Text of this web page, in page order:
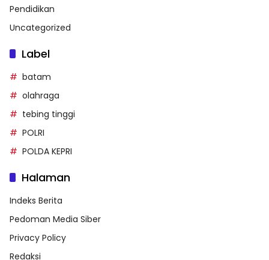
Pendidikan
Uncategorized
Label
batam
olahraga
tebing tinggi
POLRI
POLDA KEPRI
Halaman
Indeks Berita
Pedoman Media Siber
Privacy Policy
Redaksi